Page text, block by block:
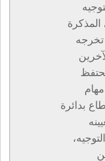
تخرجه
بدائرة
المادة 48 من